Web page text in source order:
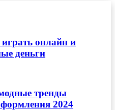
онлайн и
деньги
тренды
2024